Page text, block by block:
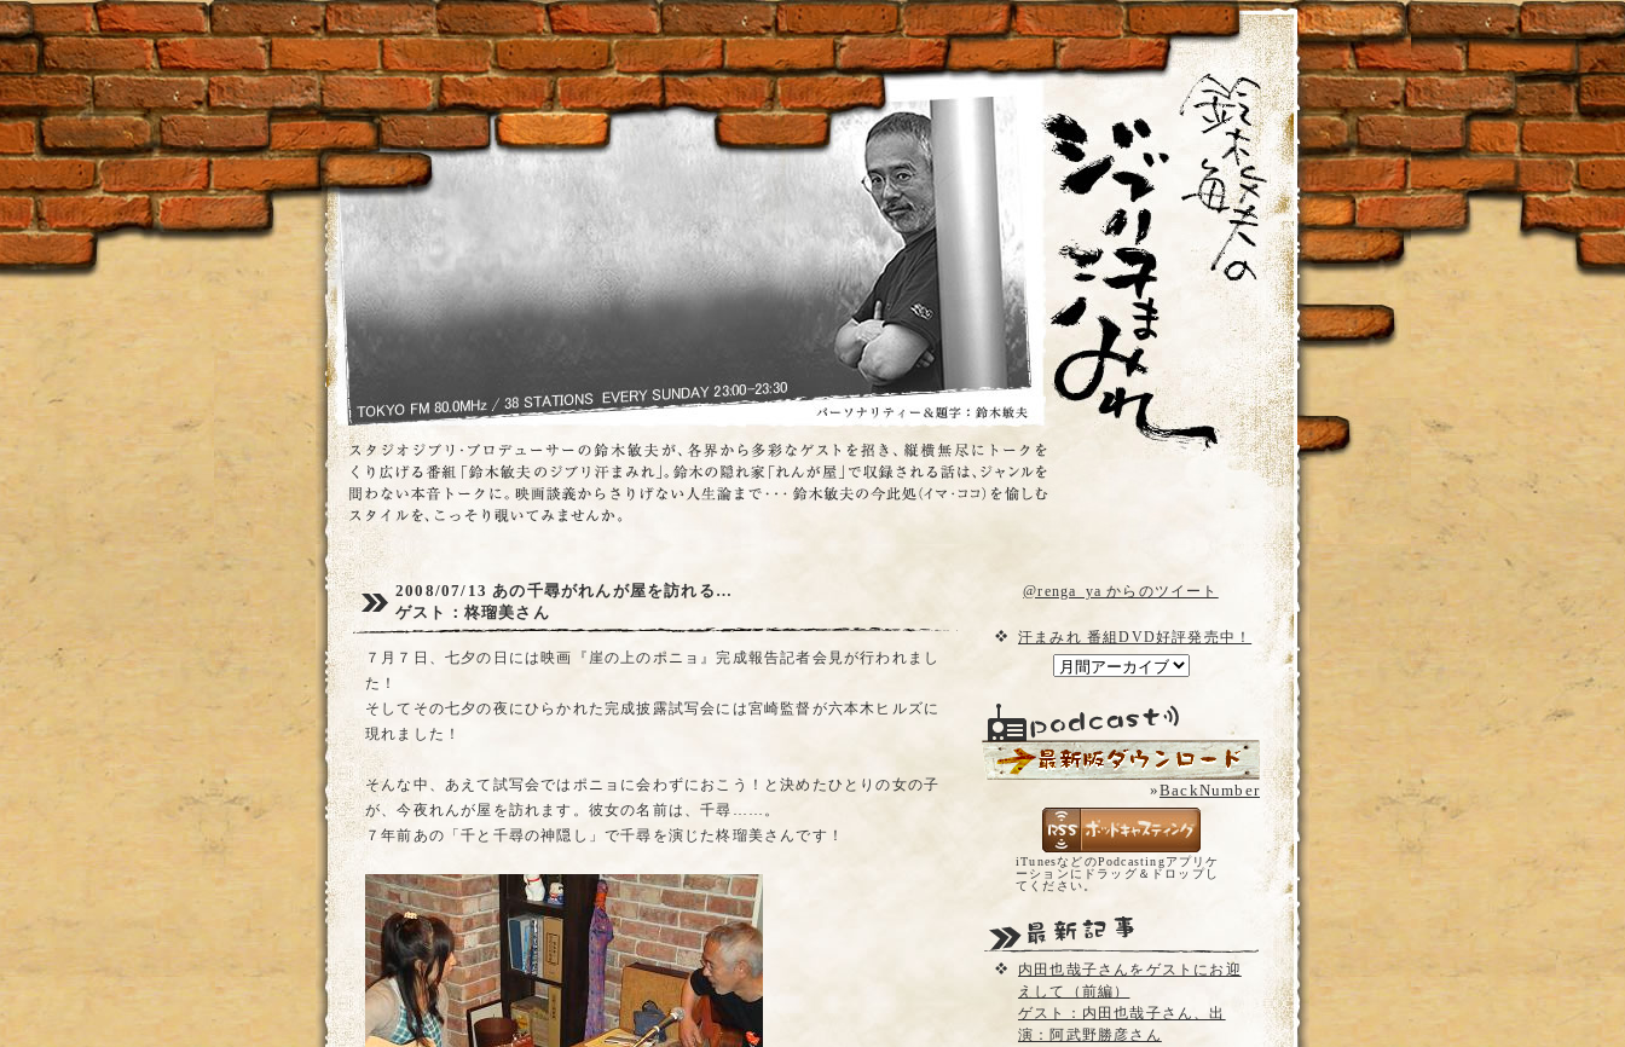
2008/07/13あの千尋がれんが屋を訪れる…
ゲスト：柊瑠美さん
７月７日、七夕の日には映画『崖の上のポニョ』完成報告記者会見が行われまし
た！
そしてその七夕の夜にひらかれた完成披露試写会には宮崎監督が六本木ヒルズに
現れました！
そんな中、あえて試写会ではポニョに会わずにおこう！と決めたひとりの女の子
が、今夜れんが屋を訪れます。彼女の名前は、千尋……。
７年前あの「千と千尋の神隠し」で千尋を演じた柊瑠美さんです！
@renga_ya からのツイート
汗まみれ 番組DVD好評発売中！
»BackNumber
iTunesなどのPodcastingアプリケ
ーションにドラッグ＆ドロップし
てください。
内田也哉子さんをゲストにお迎
えして（前編）
ゲスト：内田也哉子さん、出
演：阿武野勝彦さん